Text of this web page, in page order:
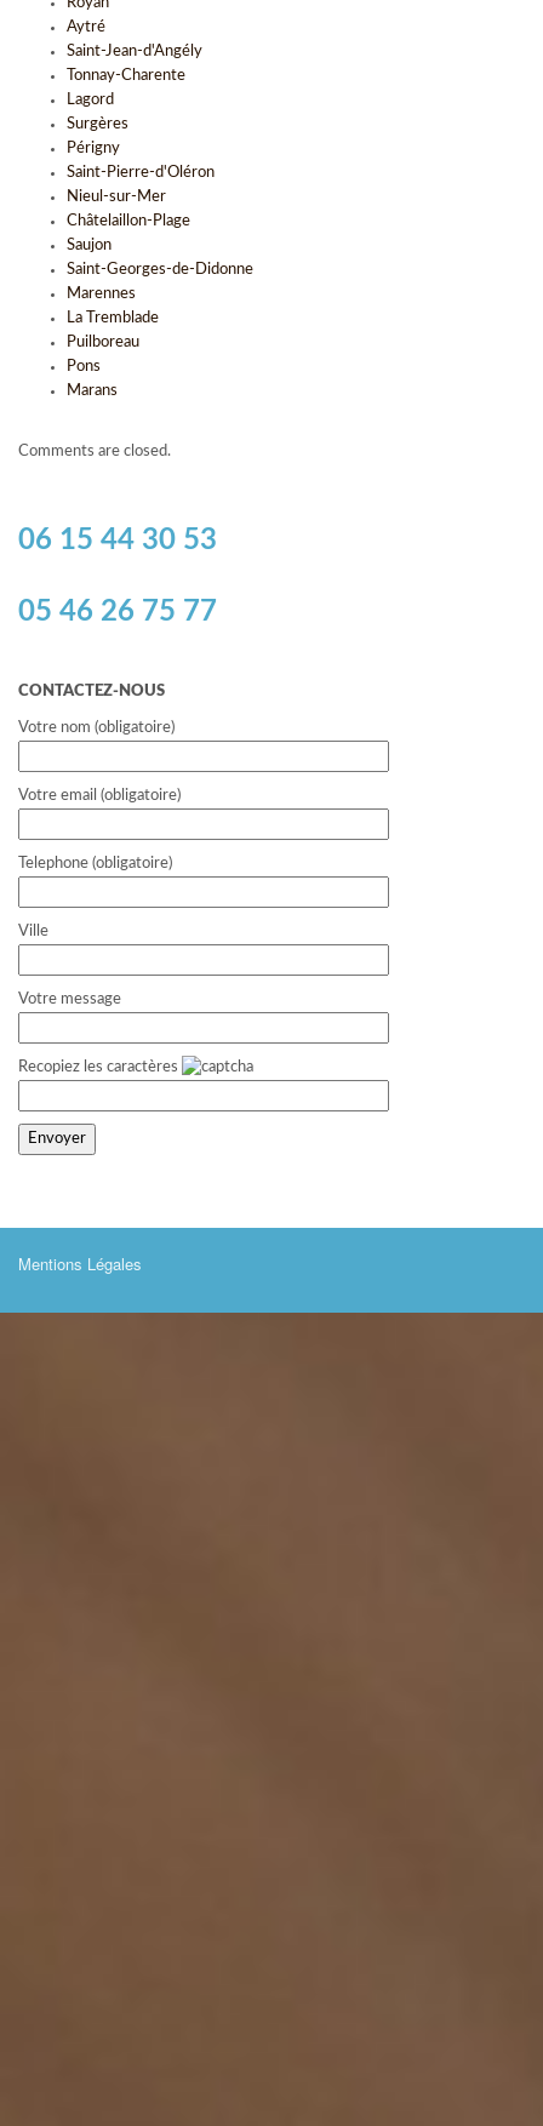
Aytré
Saint-Jean-d'Angély
Tonnay-Charente
Lagord
Surgères
Périgny
Saint-Pierre-d'Oléron
Nieul-sur-Mer
Châtelaillon-Plage
Saujon
Saint-Georges-de-Didonne
Marennes
La Tremblade
Puilboreau
Pons
Marans
Comments are closed.
06 15 44 30 53
05 46 26 75 77
CONTACTEZ-NOUS
Votre nom (obligatoire)
Votre email (obligatoire)
Telephone (obligatoire)
Ville
Votre message
Recopiez les caractères
Mentions Légales